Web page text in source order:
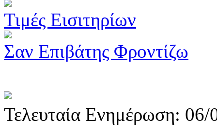
Τιμές Εισιτηρίων
Σαν Επιβάτης Φροντίζω
Τελευταία Ενημέρωση: